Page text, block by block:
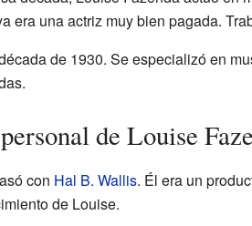
era una actriz muy bien pagada.
de 1930. Se especializó en
de Louise
con Hal B. Wallis. Él era un
de Louise.